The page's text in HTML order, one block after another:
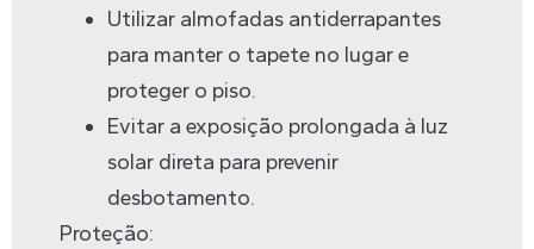
Utilizar almofadas antiderrapantes
para manter o tapete no lugar e
proteger o piso.
Evitar a exposição prolongada à luz
solar direta para prevenir
desbotamento.
Proteção: